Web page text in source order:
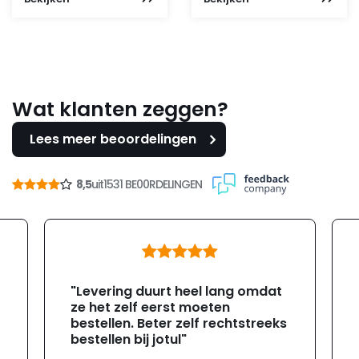
Wat klanten zeggen?
Lees meer beoordelingen
8,5uit1531 BE00RDELINGEN
"Levering duurt heel lang omdat
ze het zelf eerst moeten
bestellen. Beter zelf rechtstreeks
bestellen bij jotul"